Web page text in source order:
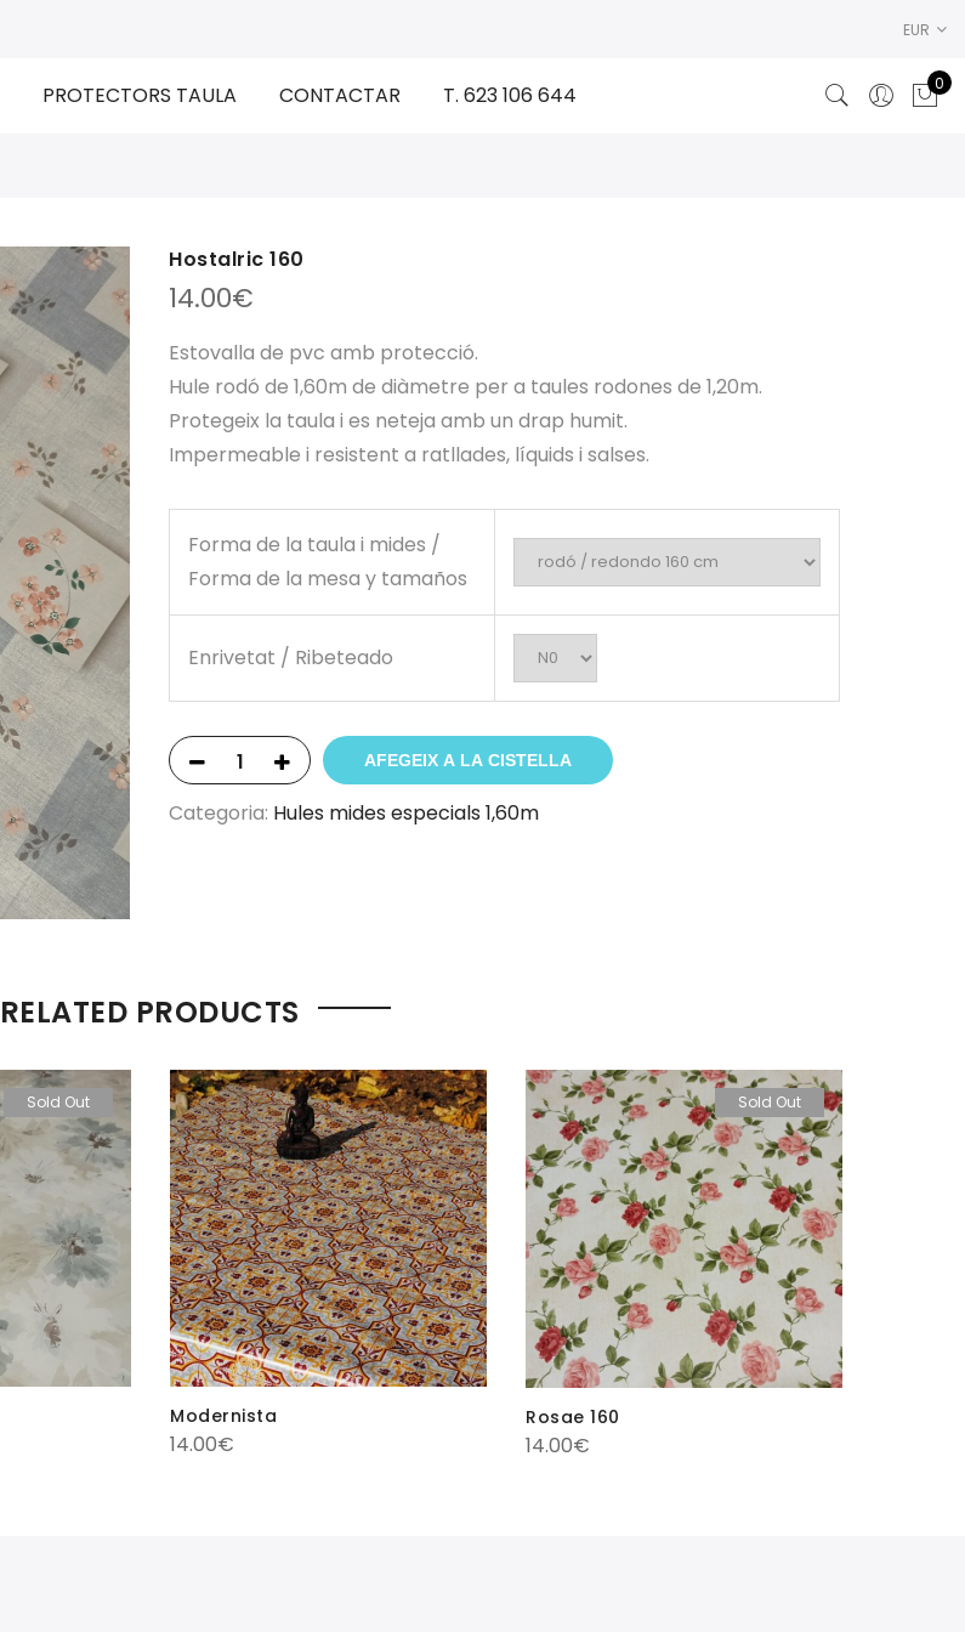
EUR
PROTECTORS TAULA CONTACTAR T. 623 106 644 0
Hostalric 160
14.00€
Estovalla de pvc amb protecció.
Hule rodó de 1,60m de diàmetre per a taules rodones de 1,20m.
Protegeix la taula i es neteja amb un drap humit.
Impermeable i resistent a ratllades, líquids i salses.
Forma de la taula i mides /
Forma de la mesa y tamaños
Enrivetat / Ribeteado
AFEGEIX A LA CISTELLA
Categoria: Hules mides especials 1,60m
RELATED PRODUCTS
Sold Out
Modernista
14.00€
Sold Out
Rosae 160
14.00€